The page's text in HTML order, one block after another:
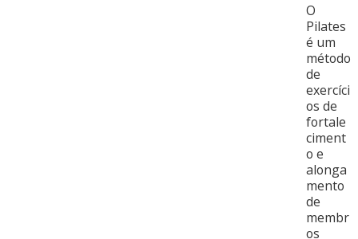
O
Pilates
é um
método
de
exercíci
os de
fortale
ciment
o e
alonga
mento
de
membr
os